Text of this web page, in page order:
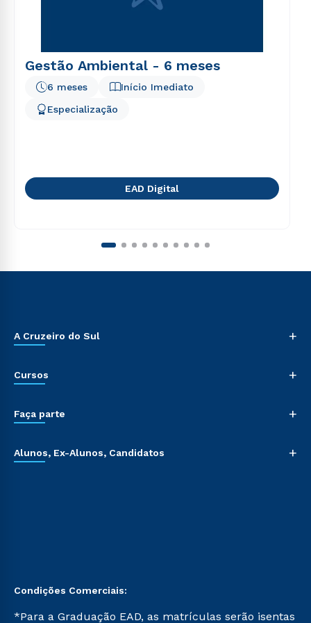
Gestão Ambiental - 6 meses
Início Imediato
6 meses
Especialização
EAD Digital
A Cruzeiro do Sul +
Cursos +
Faça parte +
Alunos, Ex-Alunos, Candidatos +
Condições Comerciais:
*Para a Graduação EAD, as matrículas serão isentas